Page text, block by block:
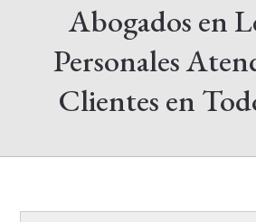
Abogados en
Personales
Clientes en